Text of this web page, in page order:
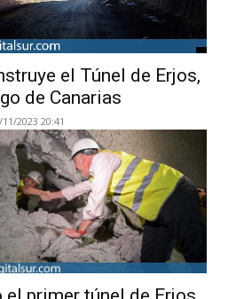
el Túnel de Erjos,
de Canarias
2023 20:41